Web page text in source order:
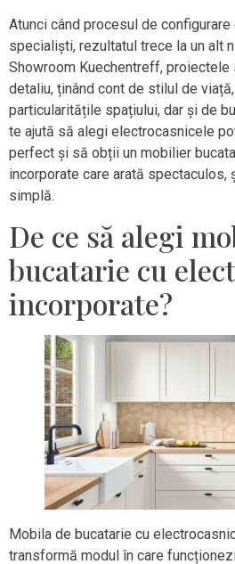
Atunci când procesul de
specialiști, rezultatul trece la un alt
Showroom Kuechentreff,
detaliu, ținând cont de stilul de
particularitățile spațiului, dar și de
te ajută să alegi electrocasnicele
perfect și să obții un mobilier
incorporate care arată spectaculos,
simplă.
De ce să alegi
bucatarie cu
incorporate?
Mobila de bucatarie cu
transformă modul în care